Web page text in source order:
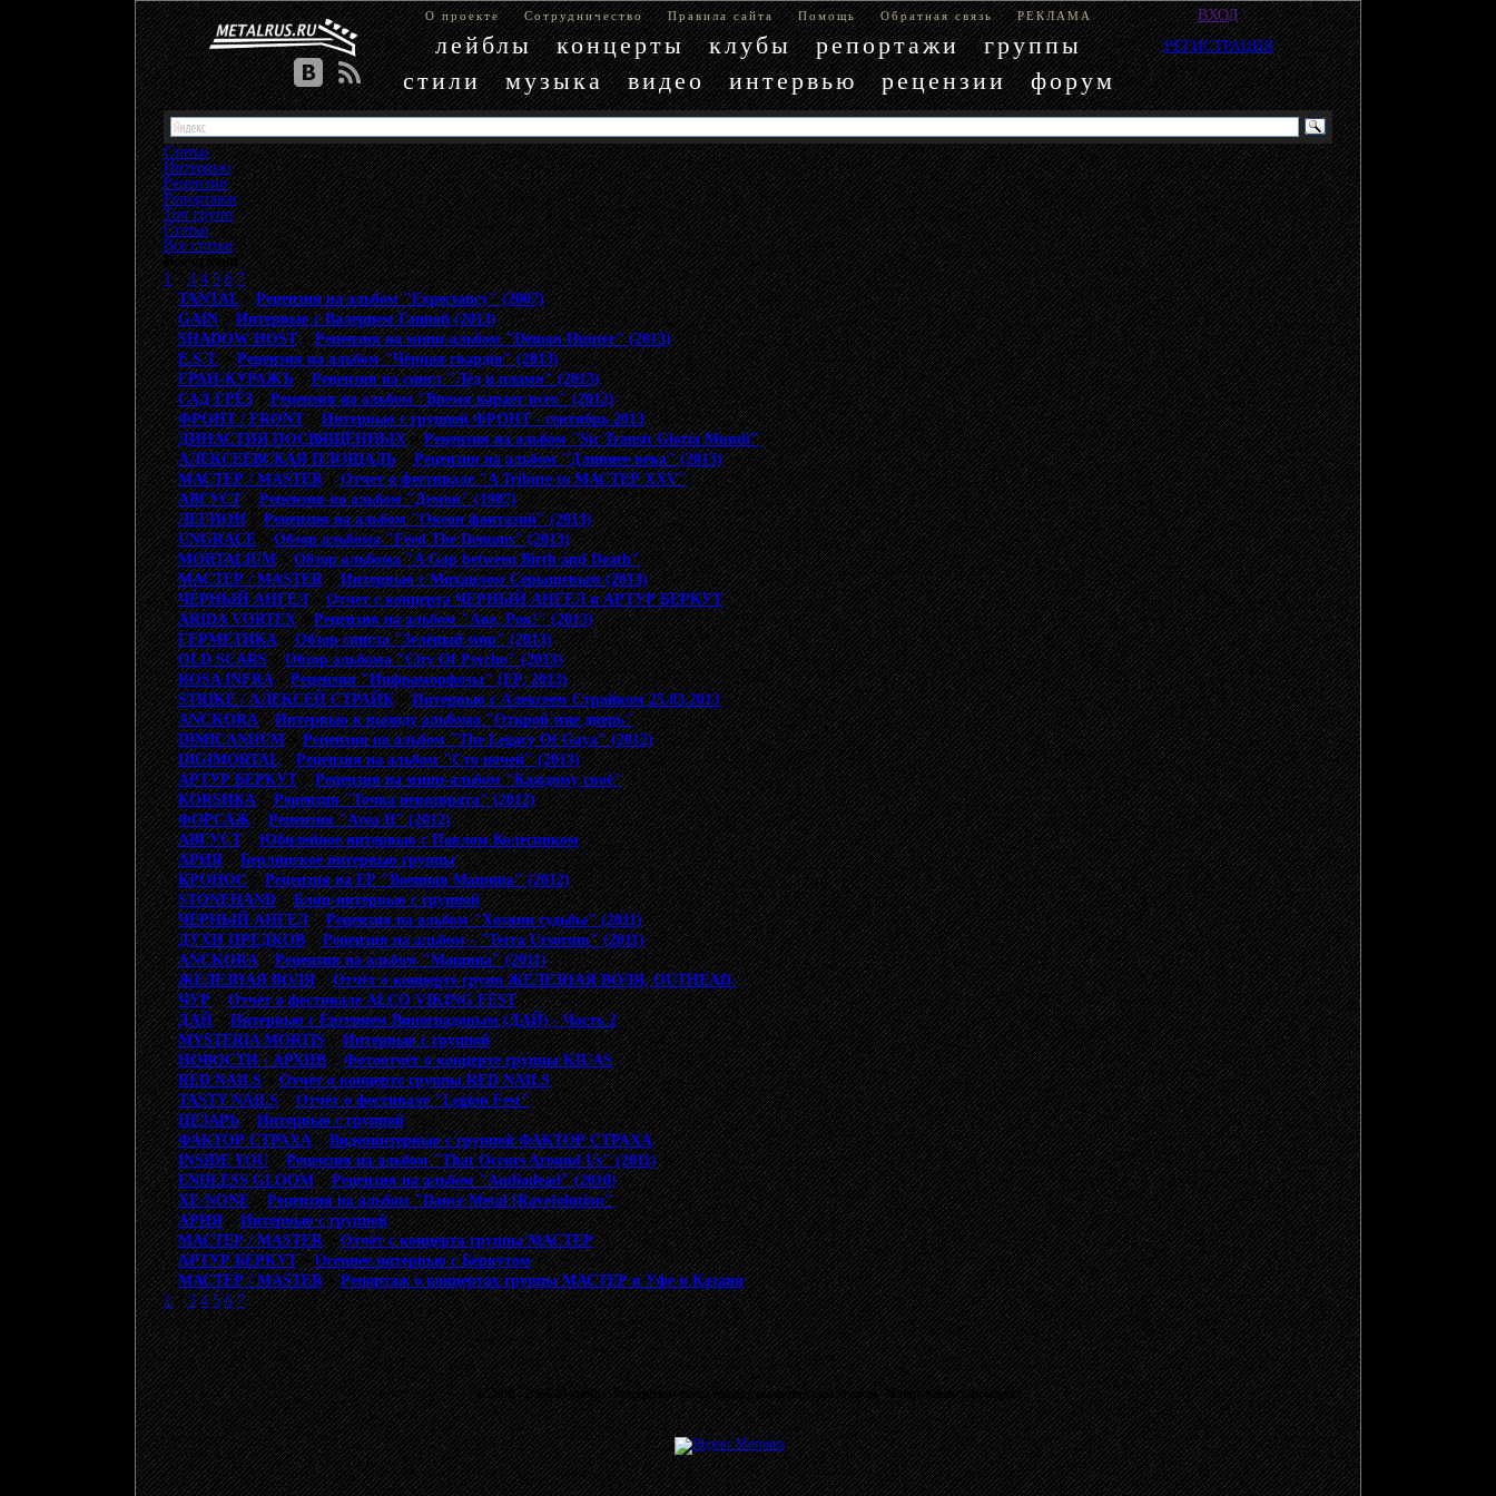
О проекте Сотрудничество Правила сайта Помощь Обратная связь РЕКЛАМА
лейблы концерты клубы репортажи
группы
стили
музыка видео интервью рецензии форум
ВХОД
РЕГИСТРАЦИЯ
Статьи
Интервью
Рецензии
Репортажи
Топ групп
Статьи»
Все статьи
Все статьи
1 2 3 4 5 6 7
TANTAL>Рецензия на альбом "Expectancy" (2007)
GAIN>Интервью с Валерием Гаиной (2013)
SHADOW HOST>Рецензия на мини-альбом "Demon Hunter" (2013)
E.S.T.>Рецензия на альбом "Чёрная гвардiя" (2013)
ГРАН-КУРАЖЪ>Рецензия на сингл "Лёд и пламя" (2013)
САД ГРЁЗ>Рецензия на альбом "Время карает всех" (2012)
ФРОНТ / FRONT>Интервью с группой ФРОНТ - сентябрь 2013
ДИНАСТИЯ ПОСВЯЩЁННЫХ>Рецензия на альбом "Sic Transit Gloria Mundi"
АЛЕКСЕЕВСКАЯ ПЛОЩАДЬ>Рецензия на альбом "Длиннее века" (2013)
МАСТЕР / MASTER>Отчет о фестивале "A Tribute to МАСТЕР XXV"
АВГУСТ>Рецензия на альбом "Демон" (1987)
ЛЕГИОН>Рецензия на альбом "Океан фантазий" (2013)
UNGRACE>Обзор альбома "Feed The Demons" (2013)
MORTALIUM>Обзор альбома "A Gap between Birth and Death"
МАСТЕР / MASTER>Интервью с Михаилом Серышевым (2013)
ЧЁРНЫЙ АНГЕЛ>Отчет с концерта ЧЕРНЫЙ АНГЕЛ и АРТУР БЕРКУТ
ARIDA VORTEX>Рецензия на альбом "Аве, Рок!" (2013)
ГЕРМЕТИКА>Обзор сингла "Зелёный мир" (2013)
OLD SCARS>Обзор альбома "City Of Psycho" (2013)
ROSA INFRA>Рецензия "Инфраморфозы" (EP, 2013)
STRIKE / АЛЕКСЕЙ СТРАЙК>Интервью с Алексеем Страйком 25.03.2013
ANCKORA>Интервью к выходу альбома "Открой мне дверь"
DIMICANDUM>Рецензия на альбом "The Legacy Of Gaya" (2012)
DIGIMORTAL>Рецензия на альбом "Сто ночей" (2013)
АРТУР БЕРКУТ>Рецензия на мини-альбом "Каждому своё"
КОRSИКА>Рецензия "Точка невозврата" (2012)
ФОРСАЖ>Рецензия "Area II" (2012)
АВГУСТ>Юбилейное интервью с Павлом Колесником
АРИЯ>Берлинское интервью группы
КРОНОС>Рецензия на ЕР "Военная Машина" (2012)
STONEHAND>Блиц-интервью с группой
ЧЁРНЫЙ АНГЕЛ>Рецензия на альбом "Хозяин судьбы" (2011)
ДУХИ ПРЕДКОВ>Рецензия на альбом - "Terra Ursorum" (2011)
ANCKORA>Рецензия на альбом "Машина" (2011)
ЖЕЛЕЗНАЯ ВОЛЯ>Отчёт о концерте групп ЖЕЛЕЗНАЯ ВОЛЯ, OUTHEAD.
ЧУР>Отчёт о фестивале ALCO VIKING FEST
ДАЙ>Интервью с Евгением Виноградовым (ДАЙ) - Часть 2
MYSTERIA MORTIS>Интервью с группой
НОВОСТИ - АРХИВ>Фотоотчёт о концерте группы KIUAS
RED NAILS>Отчёт о концерте группы RED NAILS
TASTY NAILS>Отчёт о фестивале "Legion Fest"
ЦЕЗАРЬ>Интервью с группой
ФАКТОР СТРАХА>Видеоинтервью с группой ФАКТОР СТРАХА
INSIDE YOU>Рецензия на альбом "That Occurs Around Us" (2011)
ENDLESS GLOOM>Рецензия на альбом "Audiodead" (2010)
XE-NONE>Рецензия на альбом "Dance Metal [Rave]olution"
АРИЯ>Интервью с группой
МАСТЕР / MASTER>Отчёт с концерта группы МАСТЕР
АРТУР БЕРКУТ>Осеннее интервью с Беркутом
МАСТЕР / MASTER>Репортаж о концертах группы МАСТЕР в Уфе и Казани
1 2 3 4 5 6 7
© 2003 - 2026 MetalRus. Материалы сайта защищены авторским правом. Копирование запрещено.